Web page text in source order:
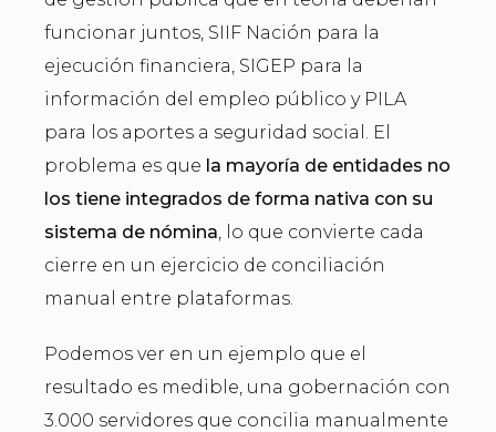
funcionar juntos, SIIF Nación para la
ejecución financiera, SIGEP para la
información del empleo público y PILA
para los aportes a seguridad social. El
problema es que la mayoría de entidades no
los tiene integrados de forma nativa con su
sistema de nómina, lo que convierte cada
cierre en un ejercicio de conciliación
manual entre plataformas.
Podemos ver en un ejemplo que el
resultado es medible, una gobernación con
3.000 servidores que concilia manualmente